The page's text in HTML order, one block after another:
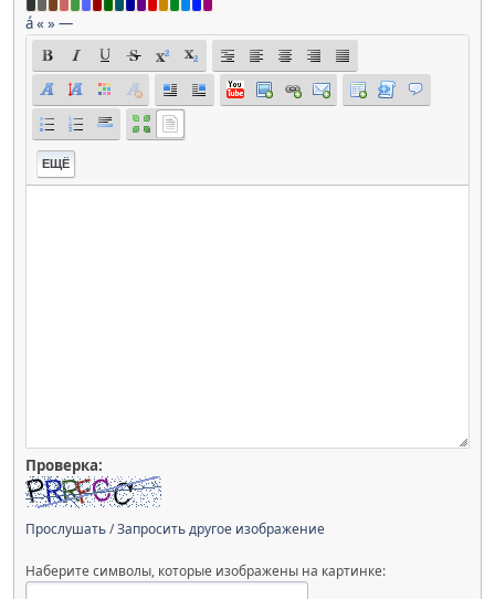
á« »—
ЕЩЁ
Проверка:
Прослушать/Запросить другое изображение
Наберите символы, которые изображены на картинке: